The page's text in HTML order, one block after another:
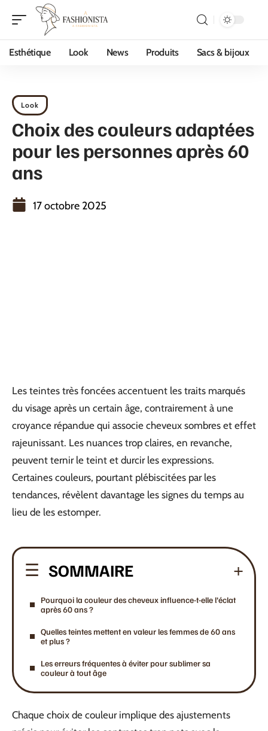
Esthétique Look News Produits Sacs & bijoux
Look
Choix des couleurs adaptées
pour les personnes après 60
ans
17 octobre 2025
Les teintes très foncées accentuent les traits marqués
du visage après un certain âge, contrairement à une
croyance répandue qui associe cheveux sombres et effet
rajeunissant. Les nuances trop claires, en revanche,
peuvent ternir le teint et durcir les expressions.
Certaines couleurs, pourtant plébiscitées par les
tendances, révèlent davantage les signes du temps au
lieu de les estomper.
SOMMAIRE
Pourquoi la couleur des cheveux influence-t-elle l’éclat
après 60 ans ?
Quelles teintes mettent en valeur les femmes de 60 ans
et plus ?
Les erreurs fréquentes à éviter pour sublimer sa
couleur à tout âge
Chaque choix de couleur implique des ajustements